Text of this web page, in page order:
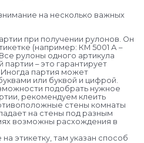
на несколько важных
при получении рулонов. Он
(например: КМ 5001 А –
рулоны одного артикула
– это гарантирует
партия может
или буквой и цифрой.
подобрать нужное
рекомендуем клеить
стены комнаты
на стены под разным
возможны расхождения в
этикетку, там указан способ